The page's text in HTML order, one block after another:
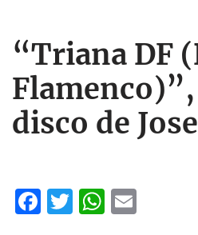
“Triana DF
disco de
F
T
W